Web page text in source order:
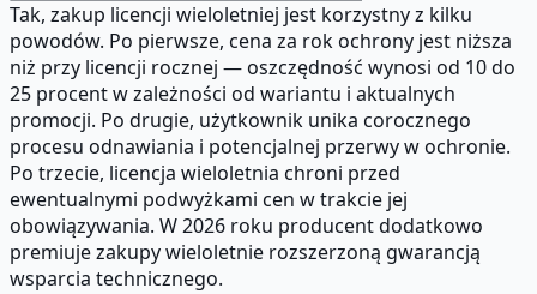
Tak, zakup licencji wieloletniej jest korzystny z kilku
powodów. Po pierwsze, cena za rok ochrony jest niższa
niż przy licencji rocznej — oszczędność wynosi od 10 do
25 procent w zależności od wariantu i aktualnych
promocji. Po drugie, użytkownik unika corocznego
procesu odnawiania i potencjalnej przerwy w ochronie.
Po trzecie, licencja wieloletnia chroni przed
ewentualnymi podwyżkami cen w trakcie jej
obowiązywania. W 2026 roku producent dodatkowo
premiuje zakupy wieloletnie rozszerzoną gwarancją
wsparcia technicznego.